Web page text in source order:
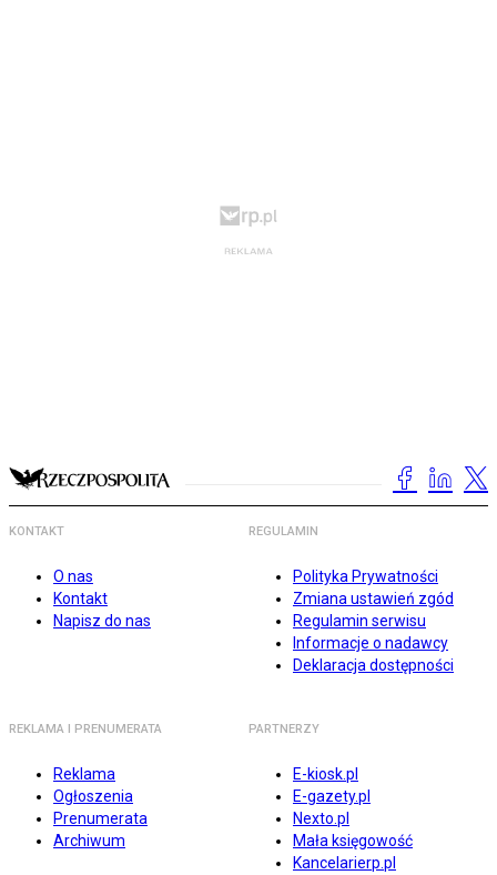
KONTAKT
O nas
Kontakt
Napisz do nas
REGULAMIN
Polityka Prywatności
Zmiana ustawień zgód
Regulamin serwisu
Informacje o nadawcy
Deklaracja dostępności
REKLAMA I PRENUMERATA
Reklama
Ogłoszenia
Prenumerata
Archiwum
PARTNERZY
E-kiosk.pl
E-gazety.pl
Nexto.pl
Mała księgowość
Kancelarierp.pl